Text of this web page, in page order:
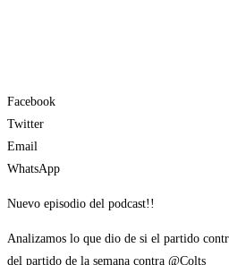
Facebook
Twitter
Email
WhatsApp
Nuevo episodio del podcast!!
Analizamos lo que dio de si el partido
del partido de la semana contra @Colts